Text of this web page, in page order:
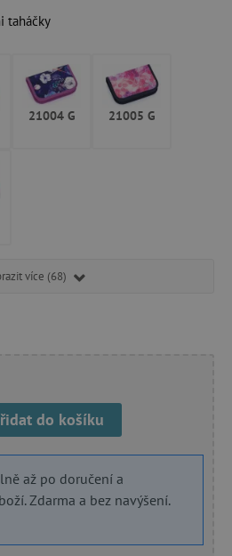
taháčky
21004 G 21005 G
více (68)
do košíku
až po doručení a
Zdarma a bez navýšení.